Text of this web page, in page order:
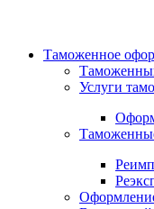
Таможенное
Услуги